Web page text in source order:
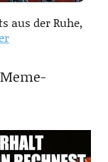
aus der Ruhe,